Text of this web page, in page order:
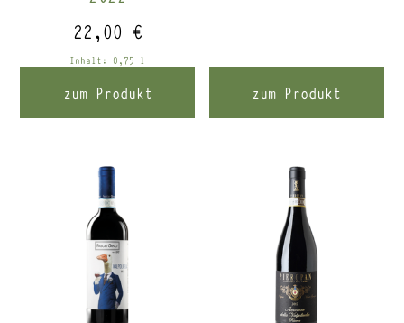
22,00 €
Inhalt: 0,75 l
zum Produkt zum Produkt